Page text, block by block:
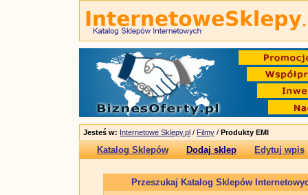
Jesteś w: Internetowe Sklepy.pl / Filmy / Produkty EMI
Katalog Sklepów Dodaj sklep Edytuj wpis
Przeszukaj Katalog Sklepów